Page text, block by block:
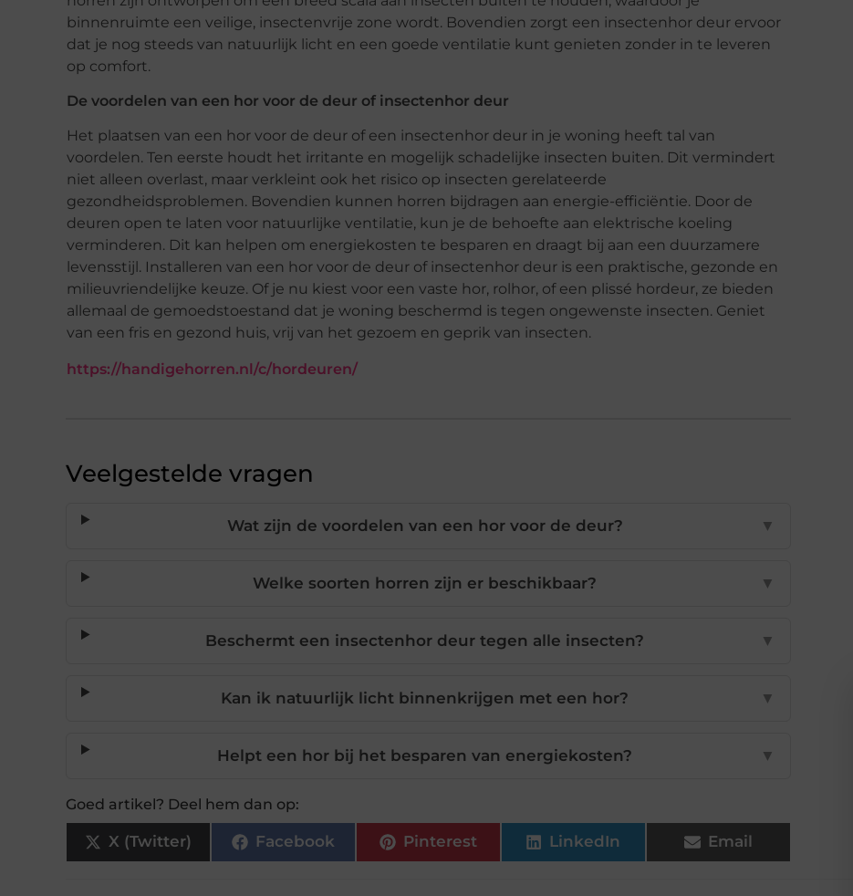
binnenruimte een veilige, insectenvrije zone wordt. Bovendien zorgt een insectenhor deur ervoor
dat je nog steeds van natuurlijk licht en een goede ventilatie kunt genieten zonder in te leveren
op comfort.
De voordelen van een hor voor de deur of insectenhor deur
Het plaatsen van een hor voor de deur of een insectenhor deur in je woning heeft tal van
voordelen. Ten eerste houdt het irritante en mogelijk schadelijke insecten buiten. Dit vermindert
niet alleen overlast, maar verkleint ook het risico op insecten gerelateerde
gezondheidsproblemen. Bovendien kunnen horren bijdragen aan energie-efficiëntie. Door de
deuren open te laten voor natuurlijke ventilatie, kun je de behoefte aan elektrische koeling
verminderen. Dit kan helpen om energiekosten te besparen en draagt bij aan een duurzamere
levensstijl. Installeren van een hor voor de deur of insectenhor deur is een praktische, gezonde en
milieuvriendelijke keuze. Of je nu kiest voor een vaste hor, rolhor, of een plissé hordeur, ze bieden
allemaal de gemoedstoestand dat je woning beschermd is tegen ongewenste insecten. Geniet
van een fris en gezond huis, vrij van het gezoem en geprik van insecten.
https://handigehorren.nl/c/hordeuren/
Veelgestelde vragen
Wat zijn de voordelen van een hor voor de deur? ▼
Welke soorten horren zijn er beschikbaar? ▼
Beschermt een insectenhor deur tegen alle insecten? ▼
Kan ik natuurlijk licht binnenkrijgen met een hor? ▼
Helpt een hor bij het besparen van energiekosten? ▼
Goed artikel? Deel hem dan op:
X (Twitter) Facebook Pinterest LinkedIn Email